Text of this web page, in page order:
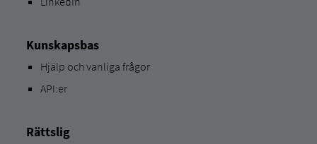
Kunskapsbas
Hjälp och vanliga frågor
API:er
Rättslig